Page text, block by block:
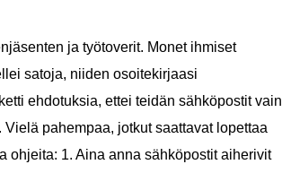
ja työtoverit. Monet ihmiset
satoja, niiden osoitekirjaasi
ehdotuksia, ettei teidän sähköpostit vain
pahempaa, jotkut saattavat lopettaa
ohjeita: 1. Aina anna sähköpostit aiherivit